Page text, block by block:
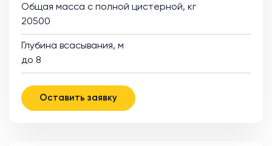
Общая масса с полной цистерной, кг
20500
Глубина всасывания, м
до 8
Оставить заявку